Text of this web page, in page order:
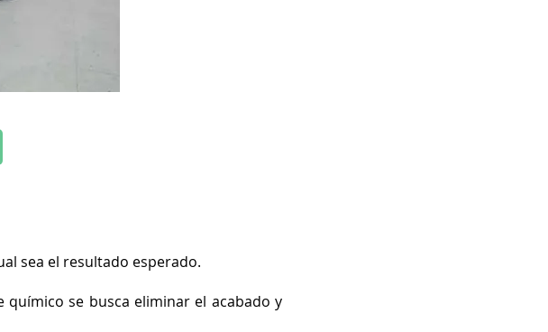
sea el resultado esperado.
se busca eliminar el acabado y